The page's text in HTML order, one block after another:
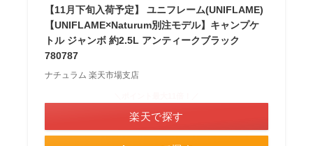
【11月下旬入荷予定】 ユニフレーム(UNIFLAME)
【UNIFLAME×Naturum別注モデル】キャンプケ
トル ジャンボ 約2.5L アンティークブラック
780787
ナチュラム 楽天市場支店
楽天で探す